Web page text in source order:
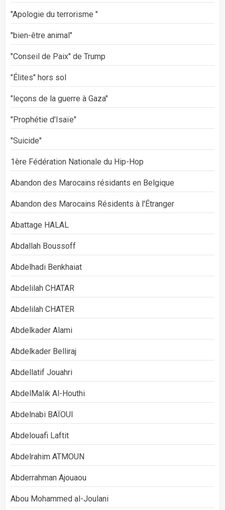
"Apologie du terrorisme "
"bien-être animal"
"Conseil de Paix" de Trump
"Élites" hors sol
"leçons de la guerre à Gaza"
"Prophétie d'Isaïe"
"Suicide"
1ère Fédération Nationale du Hip-Hop
Abandon des Marocains résidants en Belgique
Abandon des Marocains Résidents à l'Étranger
Abattage HALAL
Abdallah Boussoff
Abdelhadi Benkhaiat
Abdelilah CHATAR
Abdelilah CHATER
Abdelkader Alami
Abdelkader Belliraj
Abdellatif Jouahri
AbdelMalik Al-Houthi
Abdelnabi BAÏOUI
Abdelouafi Laftit
Abdelrahim ATMOUN
Abderrahman Ajouaou
Abou Mohammed al-Joulani